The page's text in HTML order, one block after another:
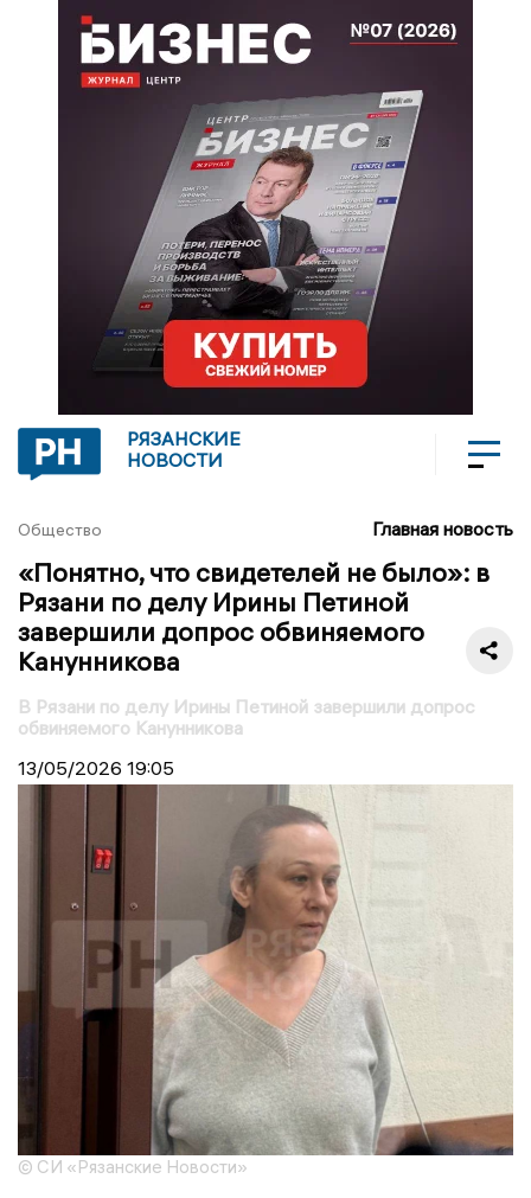
РЯЗАНСКИЕ
НОВОСТИ
Общество Главная новость
«Понятно, что свидетелей не было»: в
Рязани по делу Ирины Петиной
завершили допрос обвиняемого
Канунникова
В Рязани по делу Ирины Петиной завершили допрос
обвиняемого Канунникова
13/05/2026 19:05
© СИ «Рязанские Новости»